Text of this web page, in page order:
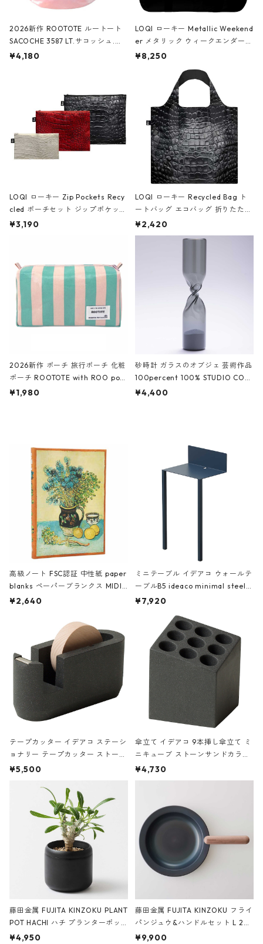
2026新作 ROOTOTE ルートート
SACOCHE 3587 LT.サコッシュ.ル
ミエ-B ショルダーバッグ グロスピ
¥4,180
LOQI ローキー Metallic Weekend
er メタリック ウィークエンダー
ボストンバッグ ショルダーバッグ
Black ジャン=ミッシェル・バスキ
ア/クラウン ブラック
¥8,250
LOQI ローキー Zip Pockets Recy
cled ポーチセット ジップポケット
ファスナーポーチ 撥水加工 トラベ
ーガンディー、オフホワイト
¥3,190
LOQI ローキー Recycled Bag ト
ートバッグ エコバッグ 折りたたみ
大きめ 撥水加工 収納ポーチ CRO
CODILE/Black クロコダイル/ブラ
¥2,420
2026新作 ポーチ 旅行ポーチ 化粧
ポーチ ROOTOTE with ROO pou
ch 3532 ルートート WR.ポーチ.ラ
¥1,980
砂時計 ガラスのオブジェ 芸術作品
100percent 100% STUDIO COH
AKU Timeless 100パーセント ス
¥4,400
高級ノート FSC認証 中性紙 paper
blanks ペーパーブランクス MIDI
ハードカバー 罫線 ヴァン・ゴッホ
¥2,640
ミニテーブル イデアコ ウォールテ
ーブルB5 ideaco minimal steel f
urniture WALL Table B5 ネイビー
¥7,920
テープカッター イデアコ ステーシ
ョナリー テープカッター ストーン
サンドカラー 石調 ideaco Station
¥5,500
傘立て イデアコ 9本挿し傘立て ミ
ニキューブ ストーンサンドカラー
石調 ideaco Umbrella Stand CUB
E ストーンサンドブラック
¥4,730
藤田金属 FUJITA KINZOKU PLANT
POT HACHI ハチ プランターポッ
ト 3号 ブラック
¥4,950
藤田金属 FUJITA KINZOKU フライ
パンジュウ&ハンドルセット L 24c
m ガス火・IH対応 鉄フライパン
¥9,900